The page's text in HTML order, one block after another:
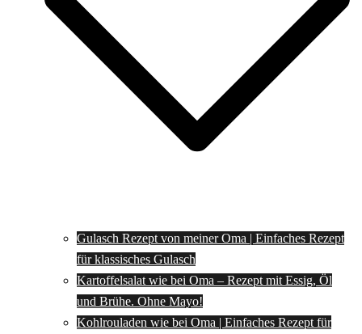
Gulasch Rezept von meiner Oma | Einfaches Rezept
für klassisches Gulasch
Kartoffelsalat wie bei Oma – Rezept mit Essig, Öl
und Brühe. Ohne Mayo!
Kohlrouladen wie bei Oma | Einfaches Rezept für